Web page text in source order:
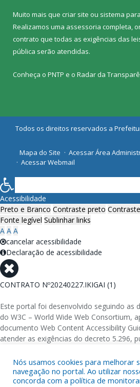
Muito mais que criar site ou sistema
Realizamos uma assessoria completa,
contrato que todas as exigências das
pública serão atendidas.
Conheça o PNTP e o Radar da
Todos os direitos reservados a
Mapa do Site
Acessar Área
Acessar Webmail
Nós usamos cookies para melhorar
navegação no portal. Ao utilizar
concorda com a política de
Acessibilidade
Preto e Branco Contraste preto
Fonte legível Sublinhar links
A A A
cancelar acessibilidade
Declaração de acessibilidade
CONTRATO Nº20240227.IKIGAI (1)
Este portal foi desenvolvido seguindo as
do W3C – World Wide Web Consortium,
documento Web Content Accessibility
atender as exigências do decreto 5.296,
eletrônicos da administração pública na
computadores para o uso das pessoas
garantindo-lhes o pleno acesso aos